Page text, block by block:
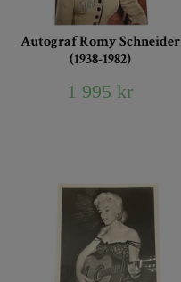
Autograf Romy Schneider
(1938-1982)
1 995 kr